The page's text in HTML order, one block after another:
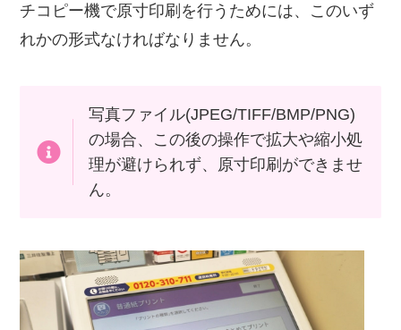
チコピー機で原寸印刷を行うためには、このいず
れかの形式なければなりません。
写真ファイル(JPEG/TIFF/BMP/PNG)
の場合、この後の操作で拡大や縮小処
理が避けられず、原寸印刷ができませ
ん。